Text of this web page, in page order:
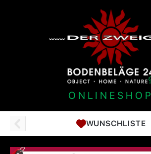
ONLINESHOP
WUNSCHLISTE